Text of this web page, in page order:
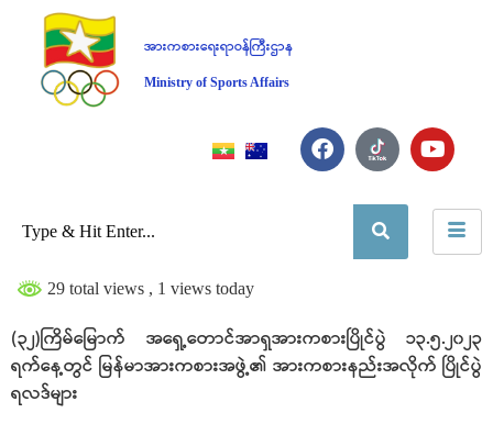
အားကစားရေးရာဝန်ကြီးဌာန
Ministry of Sports Affairs
29 total views , 1 views today
(၃၂)ကြိမ်မြောက် အရှေ့တောင်အာရှအားကစားပြိုင်ပွဲ ၁၃.၅.၂၀၂၃
ရက်နေ့တွင် မြန်မာအားကစားအဖွဲ့၏ အားကစားနည်းအလိုက် ပြိုင်ပွဲ
ရလဒ်များ